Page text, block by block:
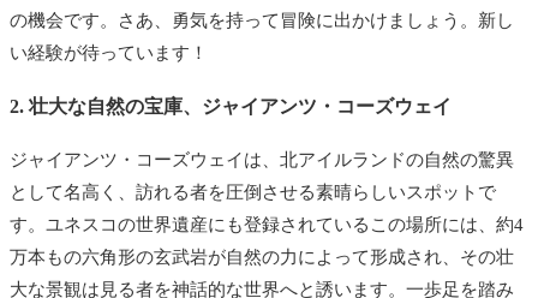
の機会です。さあ、勇気を持って冒険に出かけましょう。新し
い経験が待っています！
2. 壮大な自然の宝庫、ジャイアンツ・コーズウェイ
ジャイアンツ・コーズウェイは、北アイルランドの自然の驚異
として名高く、訪れる者を圧倒させる素晴らしいスポットで
す。ユネスコの世界遺産にも登録されているこの場所には、約4
万本もの六角形の玄武岩が自然の力によって形成され、その壮
大な景観は見る者を神話的な世界へと誘います。一歩足を踏み